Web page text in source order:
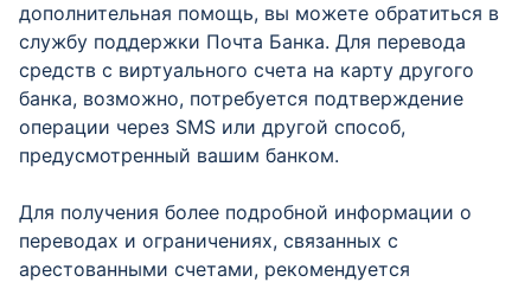
дополнительная помощь, вы можете обратиться в
службу поддержки Почта Банка. Для перевода
средств с виртуального счета на карту другого
банка, возможно, потребуется подтверждение
операции через SMS или другой способ,
предусмотренный вашим банком.
Для получения более подробной информации о
переводах и ограничениях, связанных с
арестованными счетами, рекомендуется